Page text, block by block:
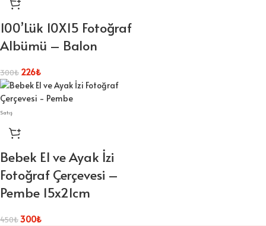
100’Lük 10X15 Fotoğraf
Albümü – Balon
300₺ 226₺
Satış
Bebek El ve Ayak İzi
Fotoğraf Çerçevesi –
Pembe 15x21cm
450₺300₺